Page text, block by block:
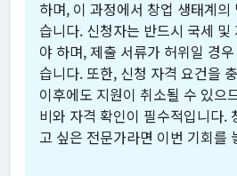
하며, 이 과정에서 창업 생태계의
습니다. 신청자는 반드시 국세 및
야 하며, 제출 서류가 허위일 경
습니다. 또한, 신청 자격 요건을
이후에도 지원이 취소될 수 있으
비와 자격 확인이 필수적입니다.
고 싶은 전문가라면 이번 기회를